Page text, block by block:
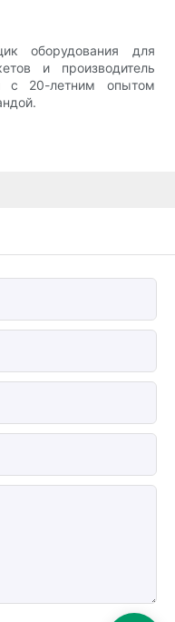
оборудования для
и производитель
с 20-летним опытом